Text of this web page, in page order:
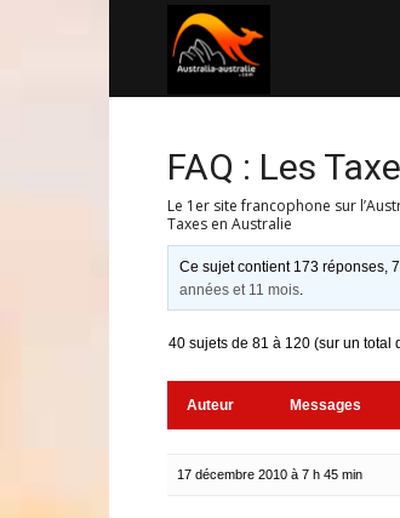
FAQ : Les
Le 1er site francophone sur
Taxes en Australie
Ce sujet contient 173 réponses,
années et 11 mois.
40 sujets de 81 à 120 (sur un total
Auteur Messages
17 décembre 2010 à 7 h 45 min